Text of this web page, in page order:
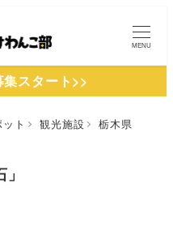
MENU
スタート>>
ト 観光施設
栃木県